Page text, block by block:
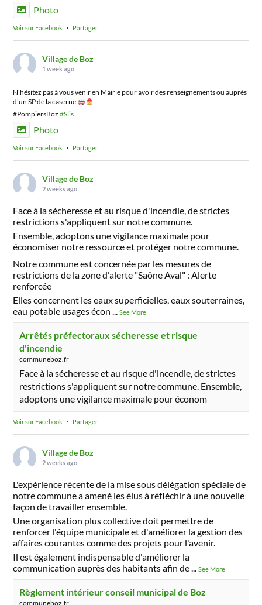
Photo
Voir sur Facebook · Partager
Village de Boz
1 week ago
N'hésitez pas à vous venir en Mairie pour avoir des renseignements ou auprès
d'un SP de la caserne
#PompiersBoz#Slis
Photo
Voir sur Facebook · Partager
Village de Boz
2 weeks ago
Face à la sécheresse et au risque d'incendie, de strictes
restrictions s'appliquent sur notre commune.
Ensemble, adoptons une vigilance maximale pour
économiser notre ressource et protéger notre commune.
Notre commune est concernée par les mesures de
restrictions de la zone d'alerte "Saône Aval" : Alerte
renforcée
Elles concernent les eaux superficielles, eaux souterraines,
eau potable usages écon ...See More
Arrêtés préfectoraux sécheresse et risque
d'incendie
communeboz.fr
Face à la sécheresse et au risque d'incendie, de strictes
restrictions s'appliquent sur notre commune. Ensemble,
adoptons une vigilance maximale pour économ
Voir sur Facebook · Partager
Village de Boz
2 weeks ago
L'expérience récente de la mise sous délégation spéciale de
notre commune a amené les élus à réfléchir à une nouvelle
façon de travailler ensemble.
Une organisation plus collective doit permettre de
renforcer l'équipe municipale et d'améliorer la gestion des
affaires courantes comme des projets pour l'avenir.
Il est également indispensable d'améliorer la
communication auprès des habitants afin de...See More
Règlement intérieur conseil municipal de Boz
communeboz.fr